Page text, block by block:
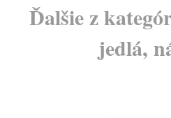
Ďalšie z
jedlá,